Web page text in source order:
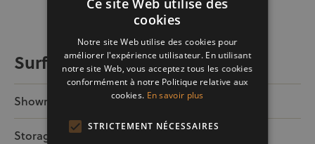
Surfaces
Showroom 55m²
Storage Room
Ce site Web utilise des
cookies
Notre site Web utilise des cookies pour
améliorer l'expérience utilisateur. En utilisant
notre site Web, vous acceptez tous les cookies
conformément à notre Politique relative aux
cookies. En savoir plus
STRICTEMENT NÉCESSAIRES